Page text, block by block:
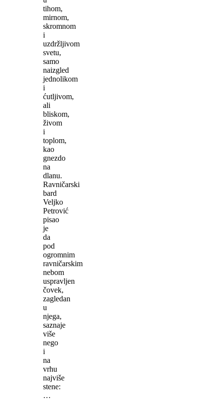
tihom,
mirnom,
skromnom
i
uzdržljivom
svetu,
samo
naizgled
jednolikom
i
ćutljivom,
ali
bliskom,
živom
i
toplom,
kao
gnezdo
na
dlanu.
Ravničarski
bard
Veljko
Petrović
pisao
je
da
pod
ogromnim
ravničarskim
nebom
uspravljen
čovek,
zagledan
u
njega,
saznaje
više
nego
i
na
vrhu
najviše
stene:
…